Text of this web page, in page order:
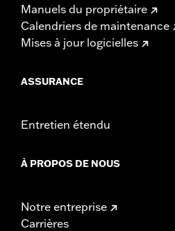
Manuels du propriétaire
Calendriers de maintenance
Mises à jour logicielles
ASSURANCE
Entretien étendu
À PROPOS DE NOUS
Notre entreprise
Carrières